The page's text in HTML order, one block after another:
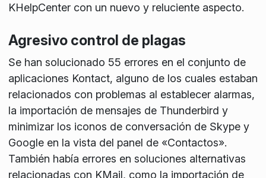
KHelpCenter con un nuevo y reluciente aspecto.
Agresivo control de plagas
Se han solucionado 55 errores en el conjunto de
aplicaciones Kontact, alguno de los cuales estaban
relacionados con problemas al establecer alarmas,
la importación de mensajes de Thunderbird y
minimizar los iconos de conversación de Skype y
Google en la vista del panel de «Contactos».
También había errores en soluciones alternativas
relacionadas con KMail, como la importación de